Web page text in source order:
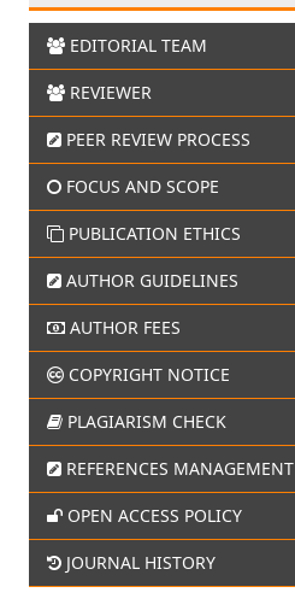
EDITORIAL TEAM
REVIEWER
PEER REVIEW PROCESS
FOCUS AND SCOPE
PUBLICATION ETHICS
AUTHOR GUIDELINES
AUTHOR FEES
COPYRIGHT NOTICE
PLAGIARISM CHECK
REFERENCES MANAGEMENT
OPEN ACCESS POLICY
JOURNAL HISTORY